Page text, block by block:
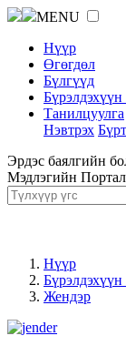
MENU
Нүүр
Өгөгдөл
Бүлгүүд
Бүрэлдэхүүн
Танилцуулга
Нэвтрэх
Эрдэс баялгийн
Мэдлэгийн Портал
Нүүр
Бүрэлдэхүүн
Жендэр